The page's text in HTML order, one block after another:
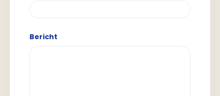
Bericht